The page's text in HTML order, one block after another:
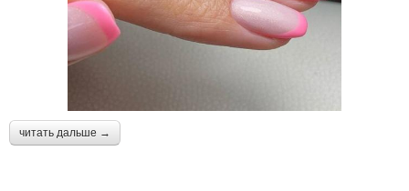
читать дальше →